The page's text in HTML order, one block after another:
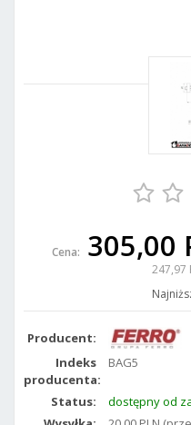
Cena: 305,00
247,97
Producent:
Indeks
producenta:
BAG5
Status:
dostępny od